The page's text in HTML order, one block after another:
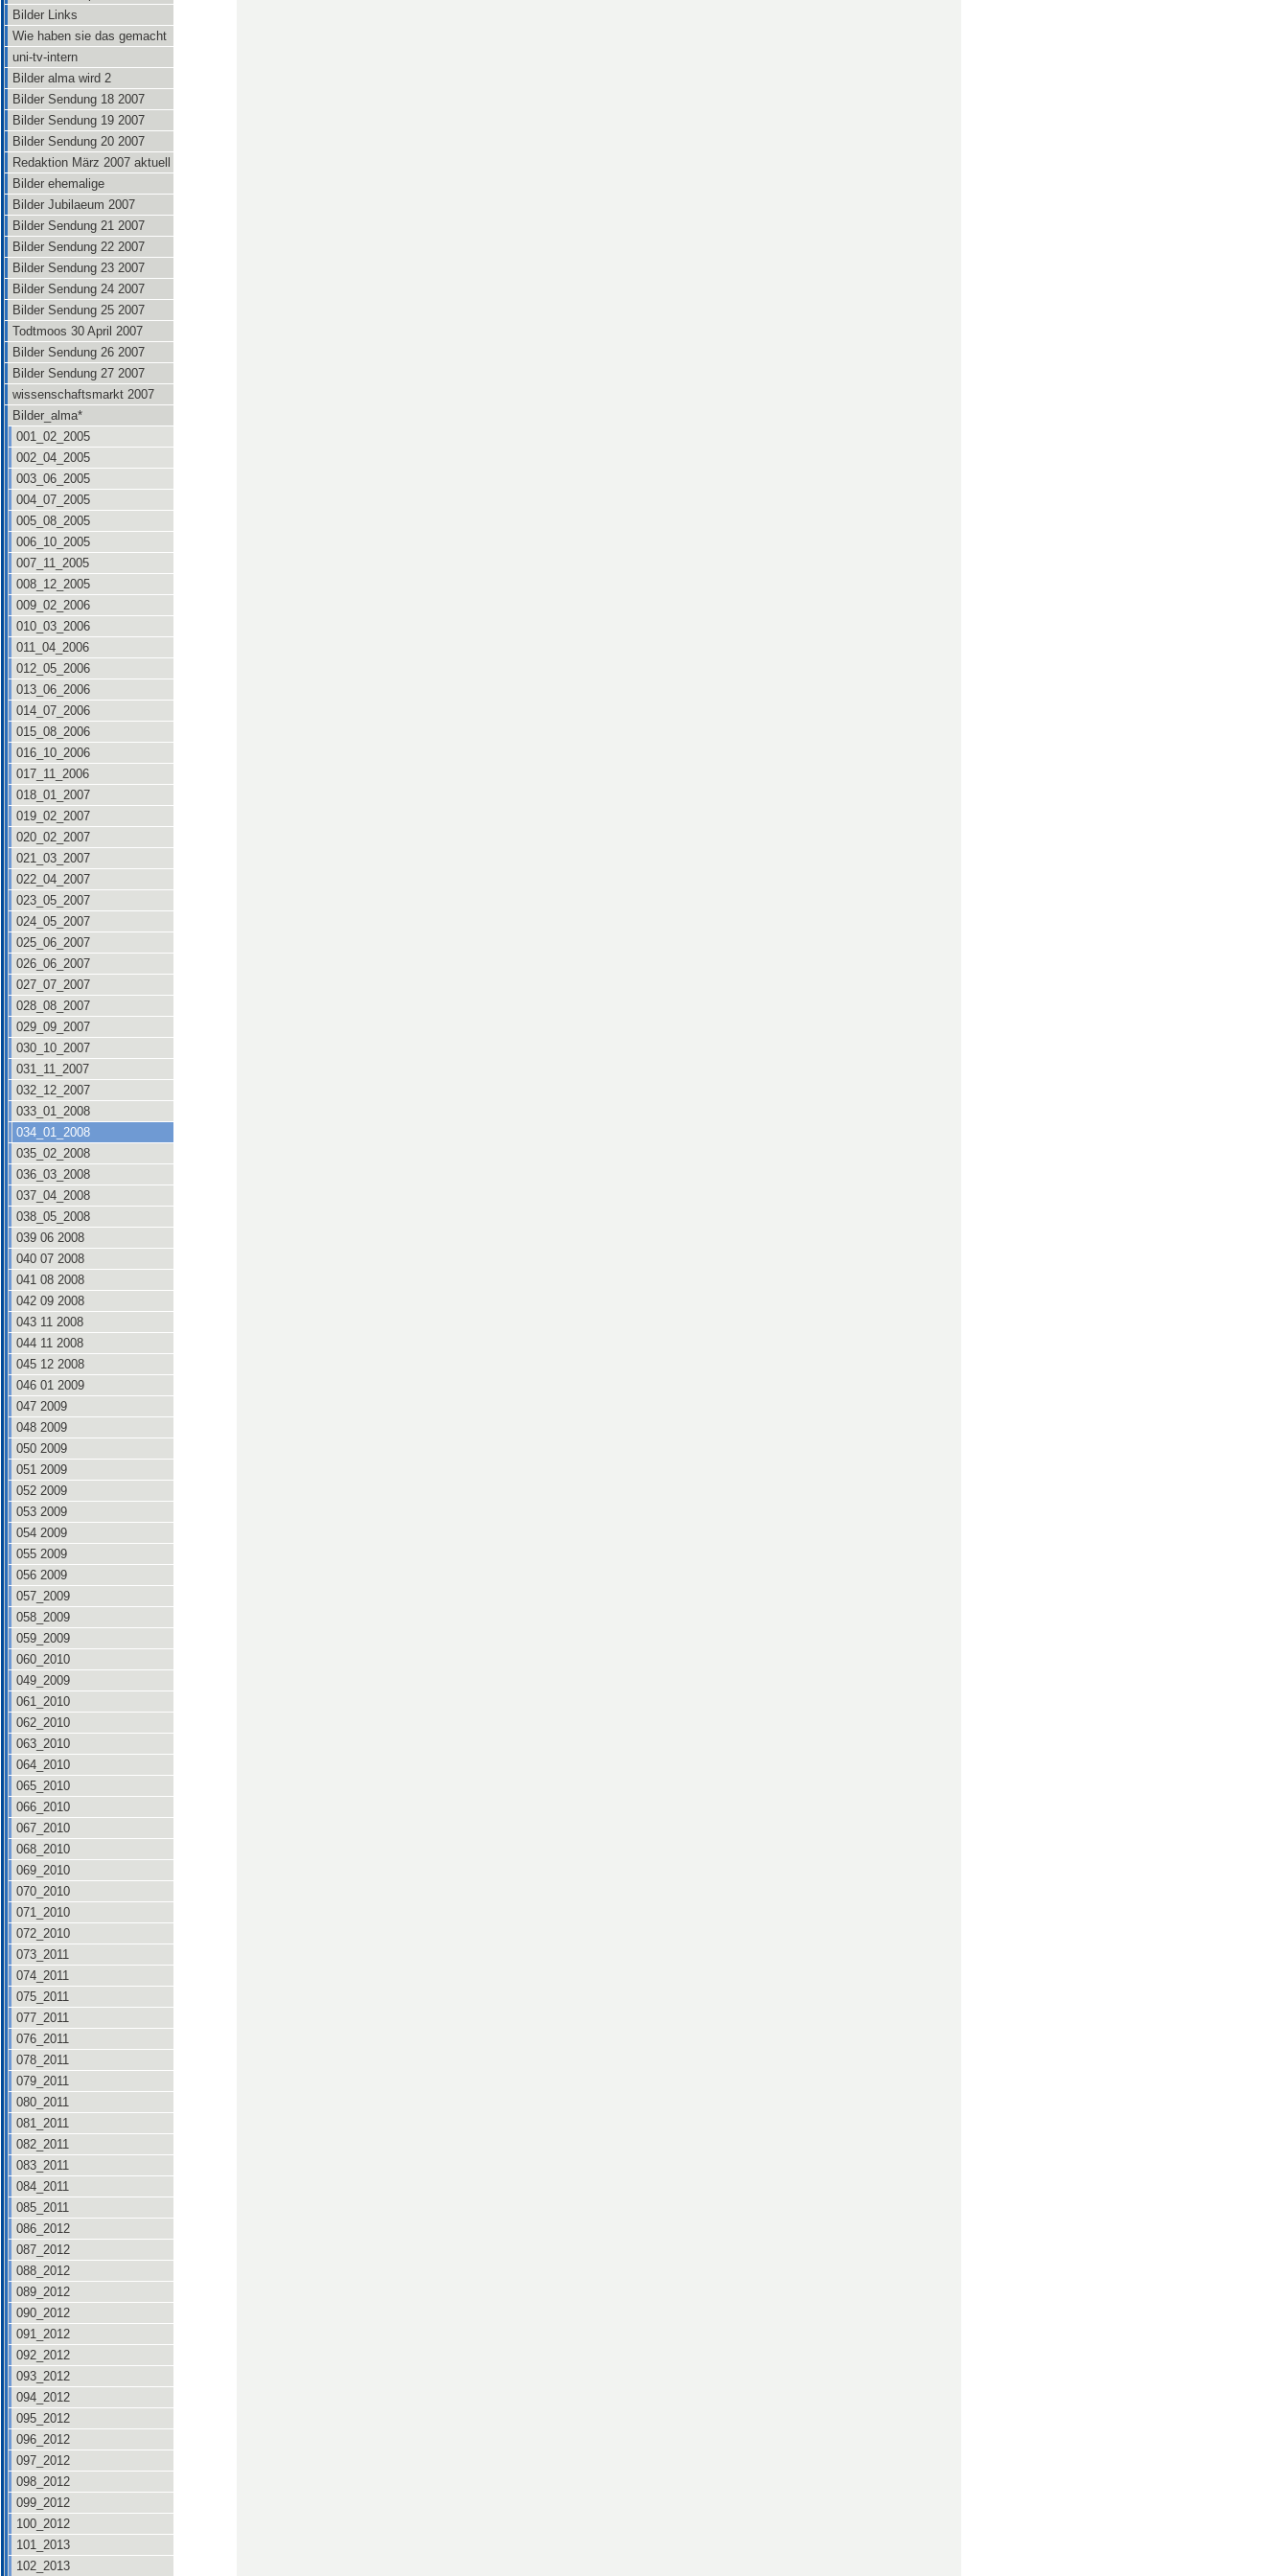
Bilder Links
Wie haben sie das gemacht
uni-tv-intern
Bilder alma wird 2
Bilder Sendung 18 2007
Bilder Sendung 19 2007
Bilder Sendung 20 2007
Redaktion März 2007 aktuell
Bilder ehemalige
Bilder Jubilaeum 2007
Bilder Sendung 21 2007
Bilder Sendung 22 2007
Bilder Sendung 23 2007
Bilder Sendung 24 2007
Bilder Sendung 25 2007
Todtmoos 30 April 2007
Bilder Sendung 26 2007
Bilder Sendung 27 2007
wissenschaftsmarkt 2007
Bilder_alma*
001_02_2005
002_04_2005
003_06_2005
004_07_2005
005_08_2005
006_10_2005
007_11_2005
008_12_2005
009_02_2006
010_03_2006
011_04_2006
012_05_2006
013_06_2006
014_07_2006
015_08_2006
016_10_2006
017_11_2006
018_01_2007
019_02_2007
020_02_2007
021_03_2007
022_04_2007
023_05_2007
024_05_2007
025_06_2007
026_06_2007
027_07_2007
028_08_2007
029_09_2007
030_10_2007
031_11_2007
032_12_2007
033_01_2008
034_01_2008
035_02_2008
036_03_2008
037_04_2008
038_05_2008
039 06 2008
040 07 2008
041 08 2008
042 09 2008
043 11 2008
044 11 2008
045 12 2008
046 01 2009
047 2009
048 2009
050 2009
051 2009
052 2009
053 2009
054 2009
055 2009
056 2009
057_2009
058_2009
059_2009
060_2010
049_2009
061_2010
062_2010
063_2010
064_2010
065_2010
066_2010
067_2010
068_2010
069_2010
070_2010
071_2010
072_2010
073_2011
074_2011
075_2011
077_2011
076_2011
078_2011
079_2011
080_2011
081_2011
082_2011
083_2011
084_2011
085_2011
086_2012
087_2012
088_2012
089_2012
090_2012
091_2012
092_2012
093_2012
094_2012
095_2012
096_2012
097_2012
098_2012
099_2012
100_2012
101_2013
102_2013